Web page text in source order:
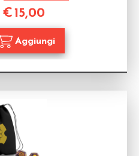
€15,00